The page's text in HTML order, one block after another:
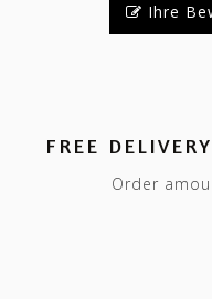
Ihre
FREE
Order